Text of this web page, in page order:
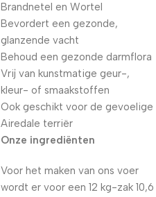
Brandnetel en Wortel
Bevordert een gezonde,
glanzende vacht
Behoud een gezonde darmflora
Vrij van kunstmatige geur-,
kleur- of smaakstoffen
Ook geschikt voor de gevoelige
Airedale terriër
Onze ingrediënten
Voor het maken van ons voer
wordt er voor een 12 kg-zak 10,6